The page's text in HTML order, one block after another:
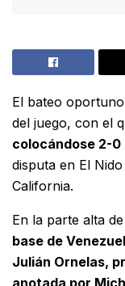
El bateo
del juego, con el
colocándose 2-0
disputa en El
California.
En la parte alta
base de
Julián Ornelas,
anotada por